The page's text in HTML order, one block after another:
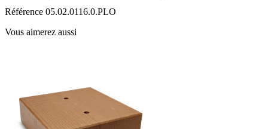
Référence 05.02.0116.0.PLO
Vous aimerez aussi